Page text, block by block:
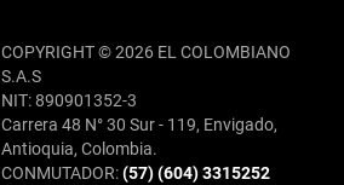
COPYRIGHT © 2026 EL COLOMBIANO
S.A.S
NIT: 890901352-3
Carrera 48 N° 30 Sur - 119, Envigado,
Antioquia, Colombia.
CONMUTADOR:(57) (604) 3315252